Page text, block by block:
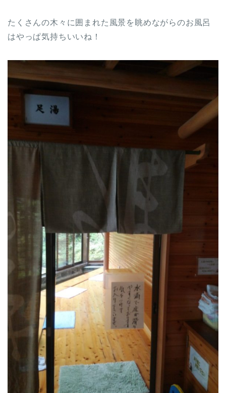
たくさんの木々に囲まれた風景を眺めながらのお風呂
はやっぱ気持ちいいね！